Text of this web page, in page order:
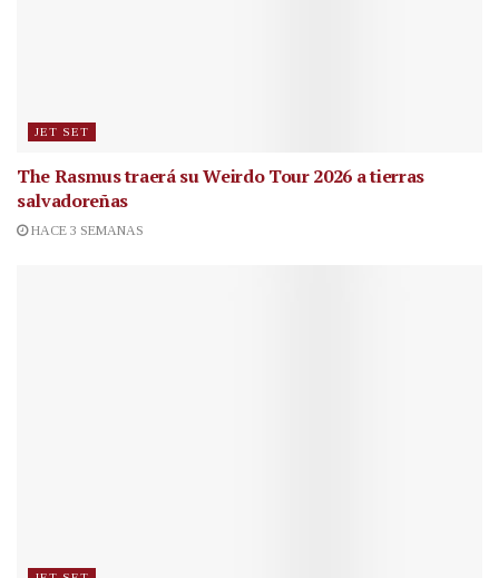
JET SET
The Rasmus traerá su Weirdo Tour 2026 a tierras
salvadoreñas
HACE 3 SEMANAS